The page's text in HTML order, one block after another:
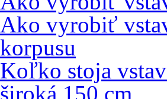
Ako vyrobiť
korpusu
Koľko stoja
široká 150 cm